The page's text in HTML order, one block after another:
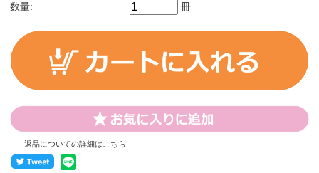
数量: 冊
返品についての詳細はこちら